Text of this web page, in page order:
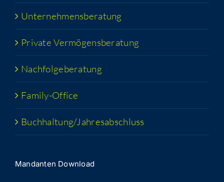
Unter­neh­mens­be­ra­tung
Pri­va­te Vermögensberatung
Nach­fol­ge­be­ra­tung
Fami­­ly-Office
Buchhaltung/​​Jahresabschluss
Man­dan­ten Download